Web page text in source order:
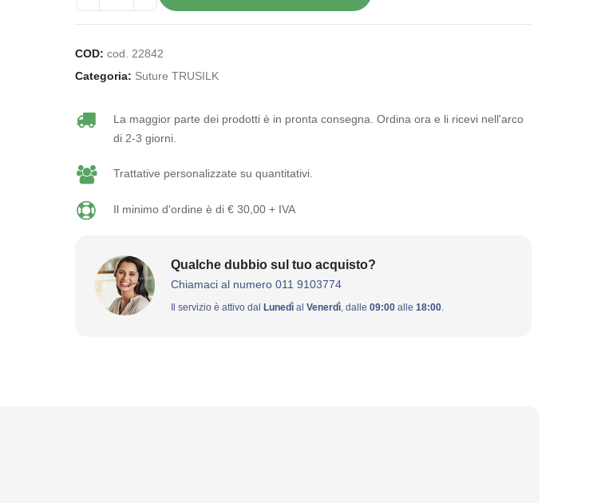
COD: cod. 22842
Categoria: Suture TRUSILK
La maggior parte dei prodotti è in pronta consegna. Ordina ora e li ricevi nell'arco
di 2-3 giorni.
Trattative personalizzate su quantitativi.
Il minimo d'ordine è di € 30,00 + IVA
Qualche dubbio sul tuo acquisto?
Chiamaci al numero 011 9103774
Il servizio è attivo dal Lunedìal Venerdì, dalle 09:00alle 18:00.